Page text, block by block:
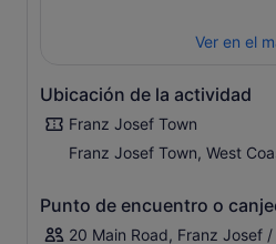
*Belleza paisajística: Pasea a tu
descubriendo tesoros ocultos
*Seguridad y personalización:
experiencia personalizada con
atención individual.
Ver en el
Ubicación de la actividad
Franz Josef Town
Franz Josef Town, West
Punto de encuentro o
20 Main Road, Franz Josef